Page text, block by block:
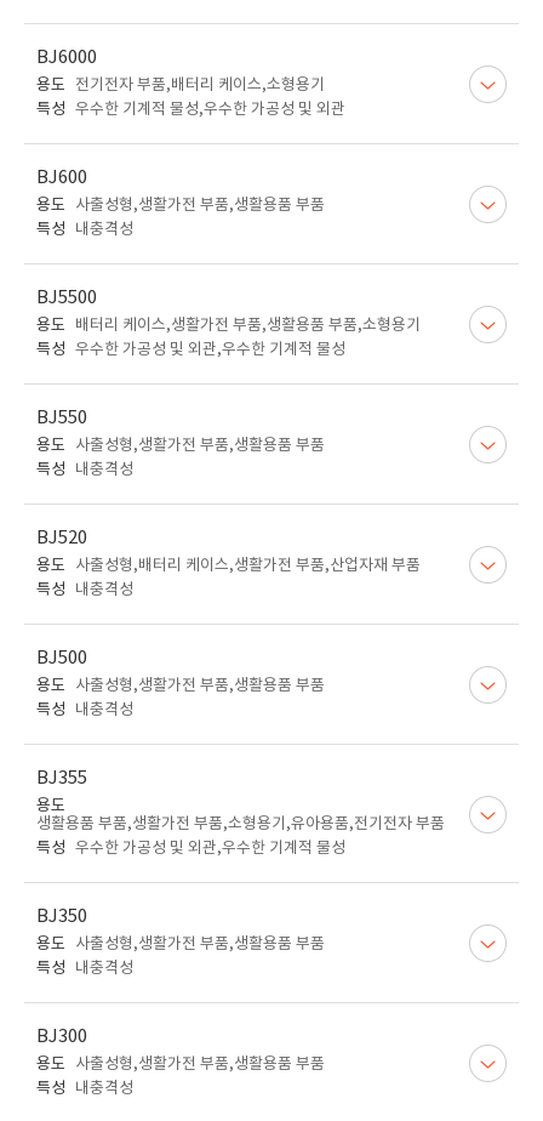
BJ6000
용도
전기전자 부품,배터리 케이스,소형용기
특성 우수한 기계적 물성,우수한 가공성 및 외관
BJ600
용도
사출성형,생활가전 부품,생활용품 부품
특성
내충격성
BJ5500
용도
배터리 케이스,생활가전 부품,생활용품 부품,소형용기
특성 우수한 가공성 및 외관,우수한 기계적 물성
BJ550
용도
사출성형,생활가전 부품,생활용품 부품
특성
내충격성
BJ520
용도
사출성형,배터리 케이스,생활가전 부품,산업자재 부품
특성
내충격성
BJ500
용도
사출성형,생활가전 부품,생활용품 부품
특성
내충격성
BJ355
용도
생활용품 부품,생활가전 부품,소형용기,유아용품,전기전자 부품
특성 우수한 가공성 및 외관,우수한 기계적 물성
BJ350
용도
사출성형,생활가전 부품,생활용품 부품
특성
내충격성
BJ300
용도
사출성형,생활가전 부품,생활용품 부품
특성
내충격성